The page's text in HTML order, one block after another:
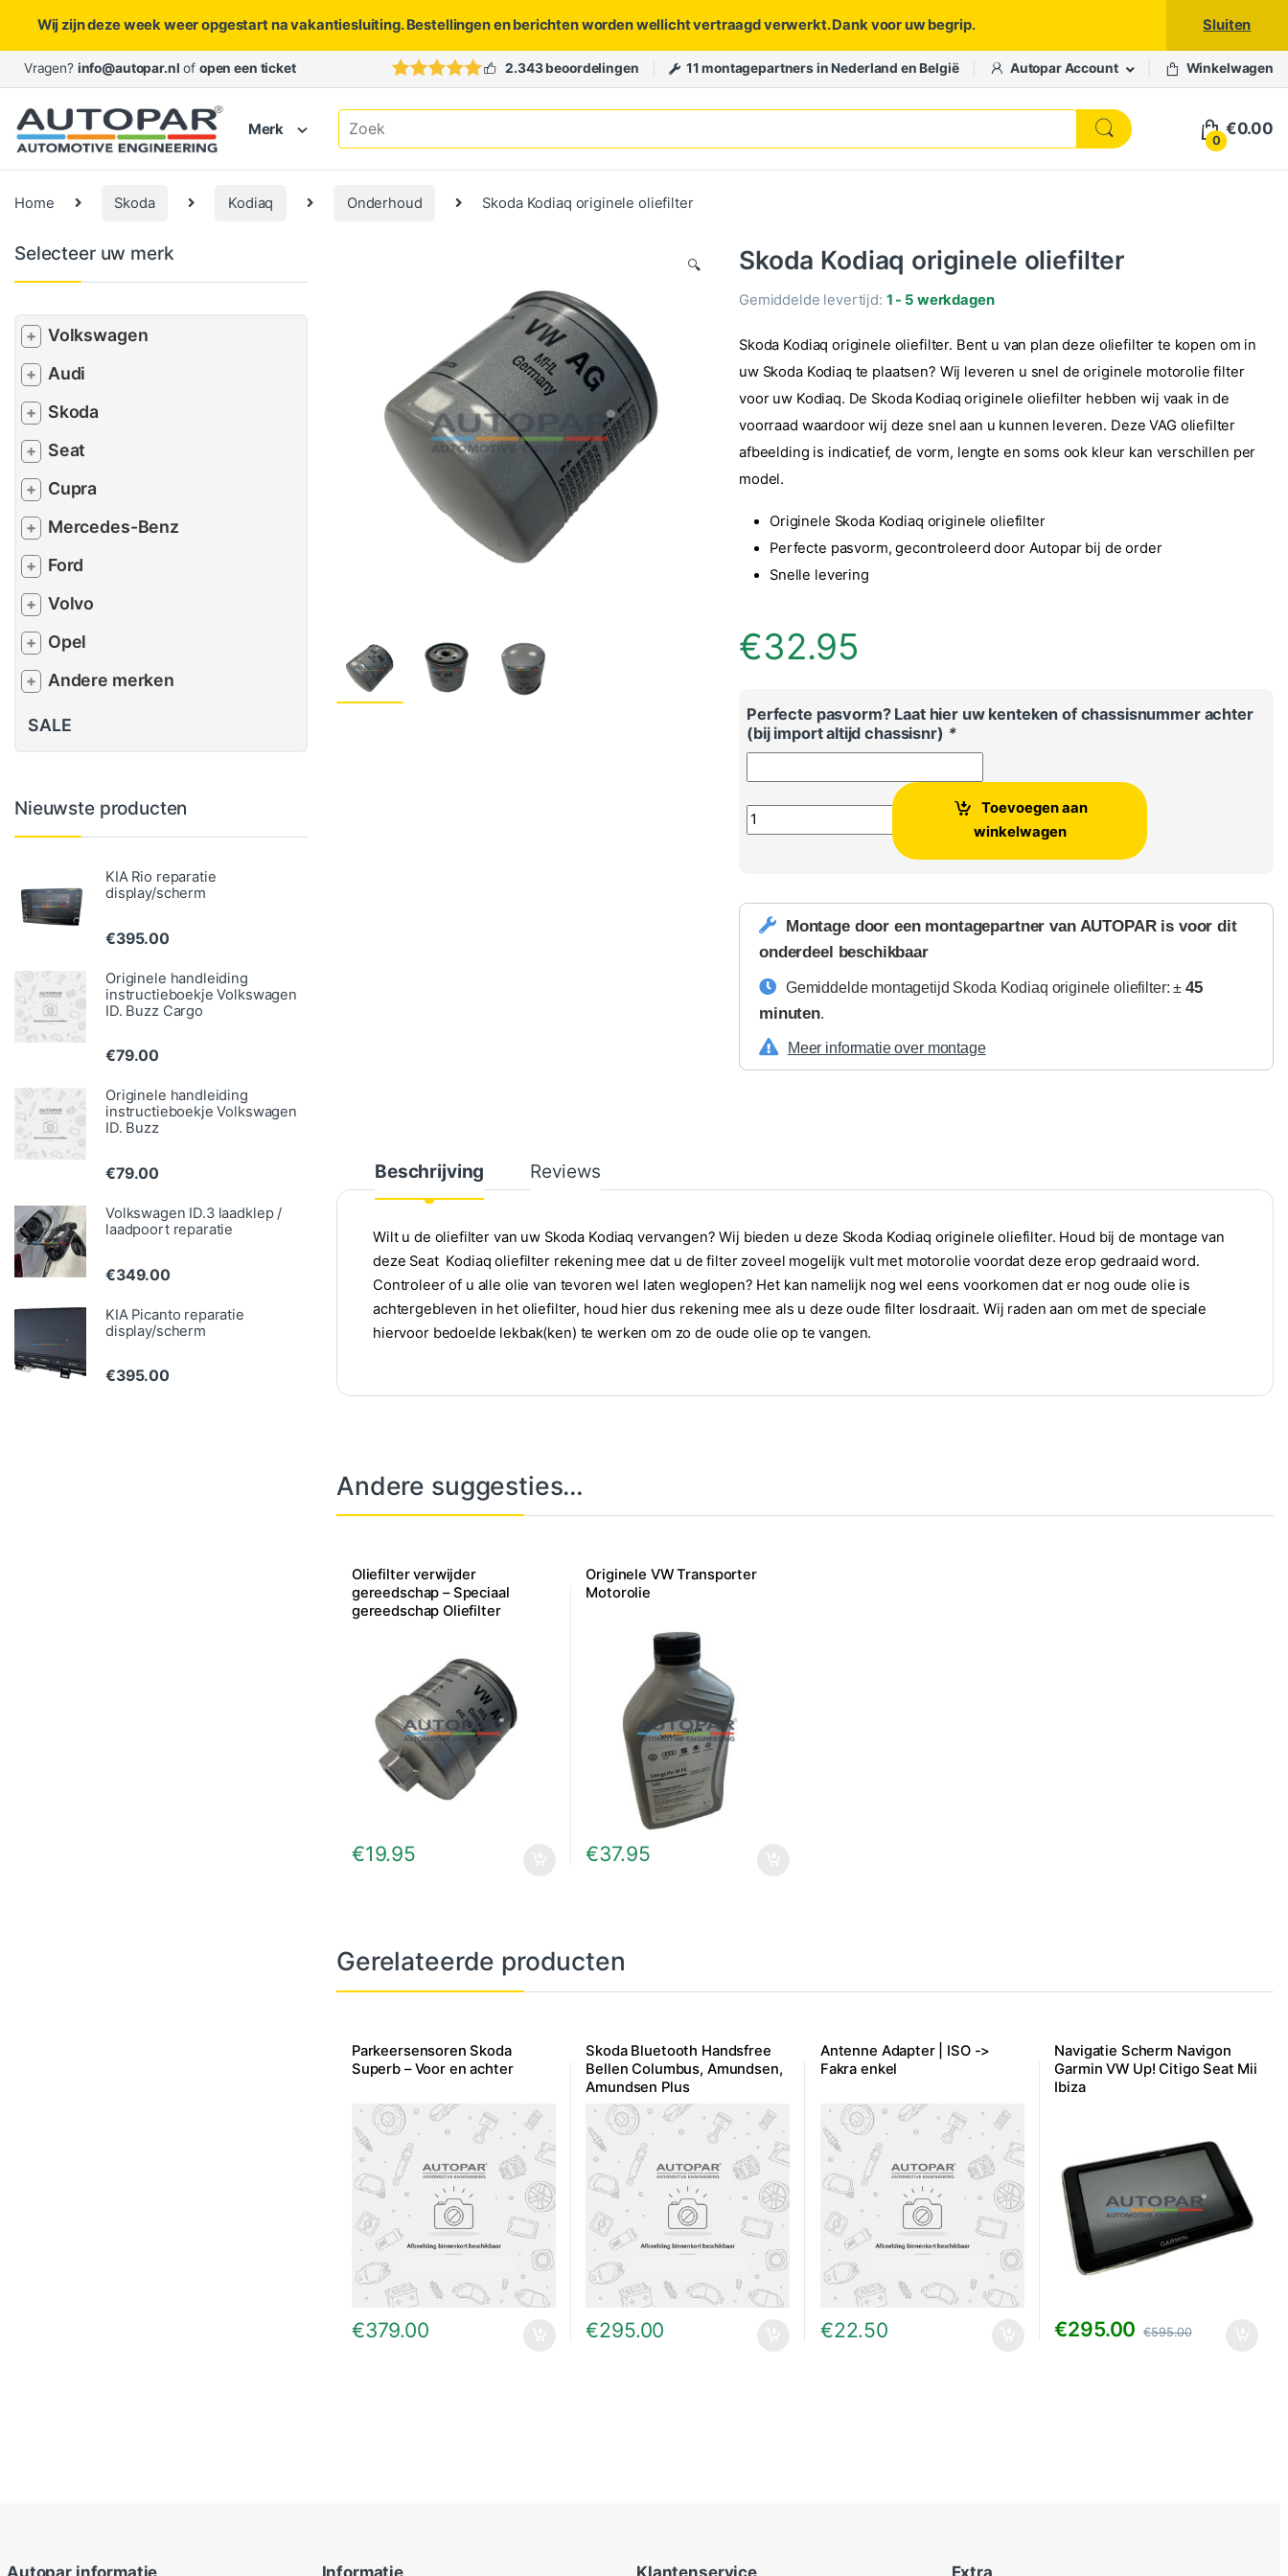
Wij zijn deze week weer opgestart na vakantiesluiting. Bestellingen en berichten worden wellicht vertraagd verwerkt. Dank voor uw begrip. Sluiten
Skip to navigation
Skip to content
Vragen? info@autopar.nl of open een ticket 2.343 beoordelingen 11 montagepartners in Nederland en België Autopar Account Winkelwagen
Merk
Search for:
0
€0.00
Home Skoda Kodiaq Onderhoud Skoda Kodiaq originele oliefilter
🔍 Skoda Kodiaq originele oliefilter
Gemiddelde levertijd: 1 - 5 werkdagen
Skoda Kodiaq originele oliefilter. Bent u van plan deze oliefilter te kopen om in
uw Skoda Kodiaq te plaatsen? Wij leveren u snel de originele motorolie filter
voor uw Kodiaq. De Skoda Kodiaq originele oliefilter hebben wij vaak in de
voorraad waardoor wij deze snel aan u kunnen leveren. Deze VAG oliefilter
afbeelding is indicatief, de vorm, lengte en soms ook kleur kan verschillen per
model.
Originele Skoda Kodiaq originele oliefilter
Perfecte pasvorm, gecontroleerd door Autopar bij de order
Snelle levering
€32.95
Perfecte pasvorm? Laat hier uw kenteken of chassisnummer achter
(bij import altijd chassisnr) *
Skoda Kodiaq originele oliefilter aantalToevoegen aan
winkelwagen
Montage door een montagepartner van AUTOPAR is voor dit
onderdeel beschikbaar
Gemiddelde montagetijd Skoda Kodiaq originele oliefilter: ± 45
minuten.
Meer informatie over montage
Beschrijving Reviews
Wilt u de oliefilter van uw Skoda Kodiaq vervangen? Wij bieden u deze Skoda Kodiaq originele oliefilter. Houd bij de montage van
deze Seat Kodiaq oliefilter rekening mee dat u de filter zoveel mogelijk vult met motorolie voordat deze erop gedraaid word.
Controleer of u alle olie van tevoren wel laten weglopen? Het kan namelijk nog wel eens voorkomen dat er nog oude olie is
achtergebleven in het oliefilter, houd hier dus rekening mee als u deze oude filter losdraait. Wij raden aan om met de speciale
hiervoor bedoelde lekbak(ken) te werken om zo de oude olie op te vangen.
Andere suggesties…
Oliefilter verwijder
gereedschap – Speciaal
gereedschap Oliefilter
€19.95
Originele VW Transporter
Motorolie
€37.95
Gerelateerde producten
Parkeersensoren Skoda
Superb – Voor en achter
€379.00
Skoda Bluetooth Handsfree
Bellen Columbus, Amundsen,
Amundsen Plus
€295.00
Antenne Adapter | ISO ->
Fakra enkel
€22.50
Navigatie Scherm Navigon
Garmin VW Up! Citigo Seat Mii
Ibiza
€295.00 €595.00
Selecteer uw merk
+ Volkswagen
+ Audi
+ Skoda
+ Seat
+ Cupra
+ Mercedes-Benz
+ Ford
+ Volvo
+ Opel
+ Andere merken
SALE
Nieuwste producten
KIA Rio reparatie
display/scherm
€395.00
Originele handleiding
instructieboekje Volkswagen
ID. Buzz Cargo
€79.00
Originele handleiding
instructieboekje Volkswagen
ID. Buzz
€79.00
Volkswagen ID.3 laadklep /
laadpoort reparatie
€349.00
KIA Picanto reparatie
display/scherm
€395.00